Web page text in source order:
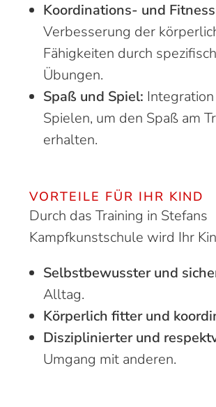
Koordinations- und
Verbesserung der
Fähigkeiten durch
Übungen.
Spaß und Spiel:
Spielen, um den Spaß am
erhalten.
VORTEILE FÜR IHR KIND
Durch das Training in Stefans
Kampfkunstschule wird Ihr
Selbstbewusster und
Alltag.
Körperlich fitter und
Disziplinierter und
Umgang mit anderen.